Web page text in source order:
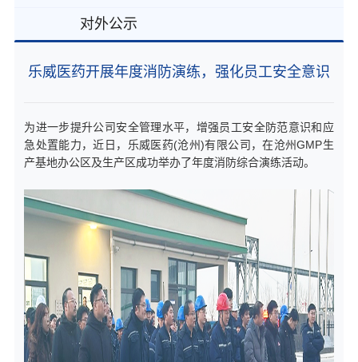
对外公示
乐威医药开展年度消防演练，强化员工安全意识
为进一步提升公司安全管理水平，增强员工安全防范意识和应
急处置能力，近日，乐威医药(沧州)有限公司，在沧州GMP生
产基地办公区及生产区成功举办了年度消防综合演练活动。